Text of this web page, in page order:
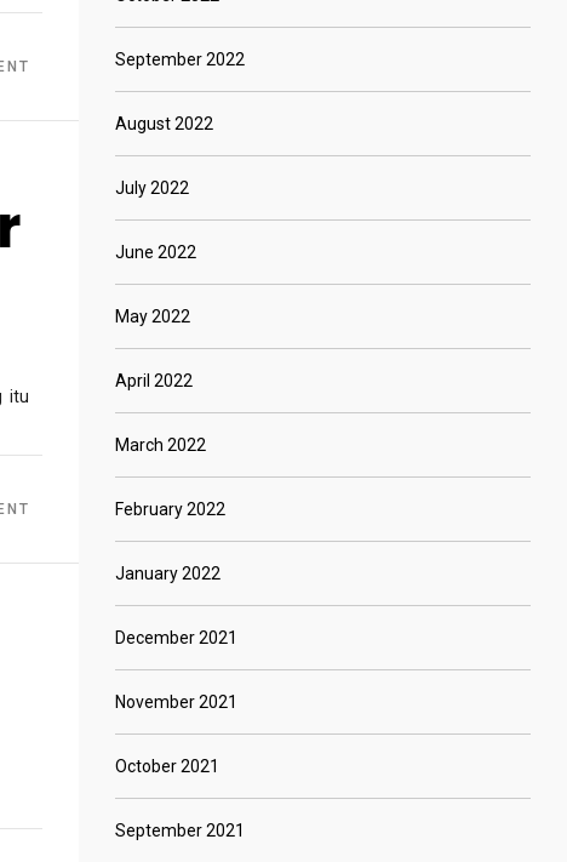
itu
September 2022
August 2022
July 2022
June 2022
May 2022
April 2022
March 2022
February 2022
January 2022
December 2021
November 2021
October 2021
September 2021